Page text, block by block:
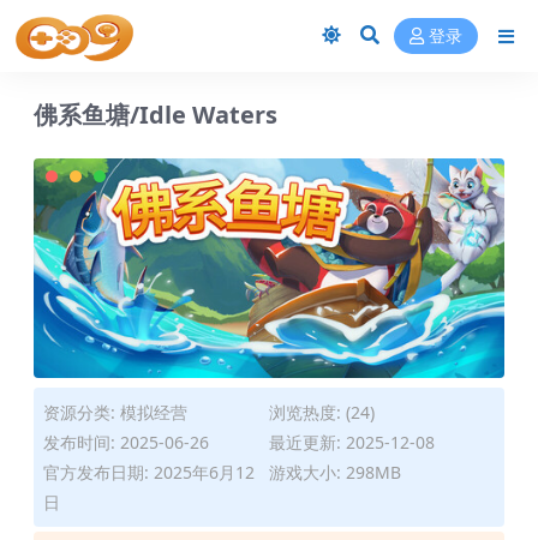
登录
佛系鱼塘/Idle Waters
资源分类: 模拟经营
浏览热度: (24)
发布时间: 2025-06-26
最近更新: 2025-12-08
官方发布日期: 2025年6月12
日
游戏大小: 298MB